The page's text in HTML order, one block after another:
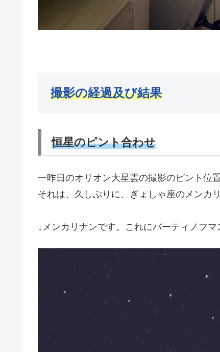
撮影の経過及び結果
恒星のピント合わせ
一昨日のオリオン大星雲の撮影のピント位
それは、久しぶりに、ぎょしゃ座のメンカ
↓メンカリナンです。これにバーティノフマ